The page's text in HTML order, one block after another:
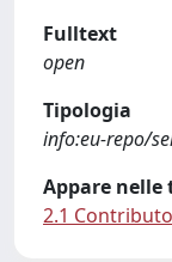
Fulltext
open
Tipologia
info:eu-repo/
Appare nelle
2.1